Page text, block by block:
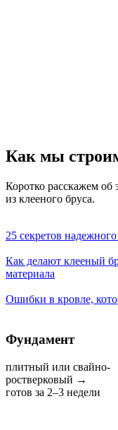
Как мы
Коротко расскажем об
из клееного бруса.
25 секретов
Как делают клееный
материала
Ошибки в кровле,
Фундамент
плитный или свайно‑
ростверковый →
готов за 2–3 недели